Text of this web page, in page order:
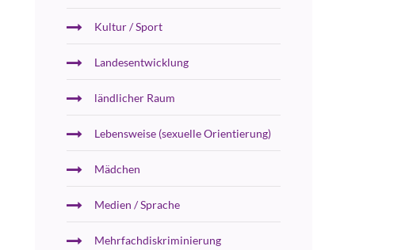
Kultur / Sport
Landesentwicklung
ländlicher Raum
Lebensweise (sexuelle Orientierung)
Mädchen
Medien / Sprache
Mehrfachdiskriminierung